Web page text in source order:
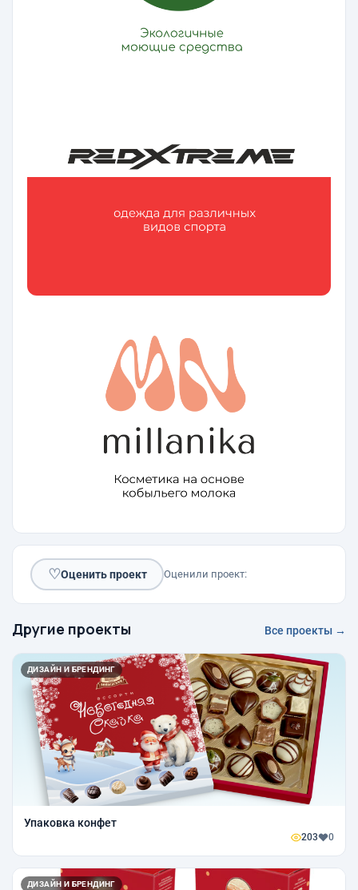
♡Оценить проект Оценили проект:
Другие проекты Все проекты →
ДИЗАЙН И БРЕНДИНГ
Упаковка конфет
203 0
ДИЗАЙН И БРЕНДИНГ